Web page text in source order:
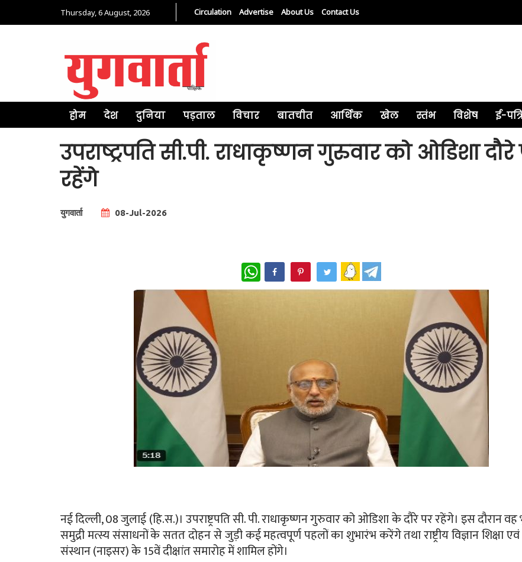
Thursday, 6 August, 2026 Circulation Advertise About Us Contact Us
होम देश दुनिया पड़ताल विचार बातचीत आर्थिक खेल स्तंभ विशेष ई-
उपराष्ट्रपति सी.पी. राधाकृष्णन गुरुवार को ओडिशा दौरे
रहेंगे
युगवार्ता 08-Jul-2026
WhatsApp
नई दिल्ली, 08 जुलाई (हि.स.)। उपराष्ट्रपति सी. पी. राधाकृष्णन गुरुवार को ओडिशा के दौरे पर रहेंगे। इस दौरान
समुद्री मत्स्य संसाधनों के सतत दोहन से जुड़ी कई महत्वपूर्ण पहलों का शुभारंभ करेंगे तथा राष्ट्रीय विज्ञान शिक्षा
संस्थान (नाइसर) के 15वें दीक्षांत समारोह में शामिल होंगे।